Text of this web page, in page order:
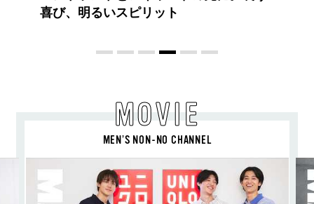
COACHの新作フレグランス「コーチ ピ
MOVIE
MEN’S NON-NO CHANNEL